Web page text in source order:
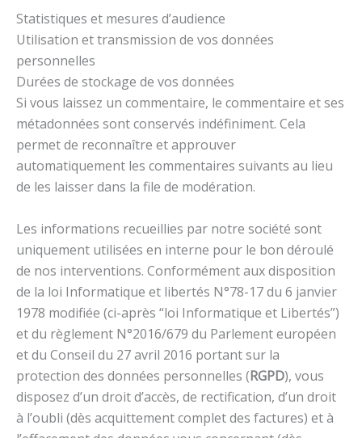
Statistiques et mesures d’audience
Utilisation et transmission de vos données
personnelles
Durées de stockage de vos données
Si vous laissez un commentaire, le commentaire et ses
métadonnées sont conservés indéfiniment. Cela
permet de reconnaître et approuver
automatiquement les commentaires suivants au lieu
de les laisser dans la file de modération.
Les informations recueillies par notre société sont
uniquement utilisées en interne pour le bon déroulé
de nos interventions. Conformément aux disposition
de la loi Informatique et libertés N°78-17 du 6 janvier
1978 modifiée (ci-après “loi Informatique et Libertés”)
et du règlement N°2016/679 du Parlement européen
et du Conseil du 27 avril 2016 portant sur la
protection des données personnelles (RGPD), vous
disposez d’un droit d’accès, de rectification, d’un droit
à l’oubli (dès acquittement complet des factures) et à